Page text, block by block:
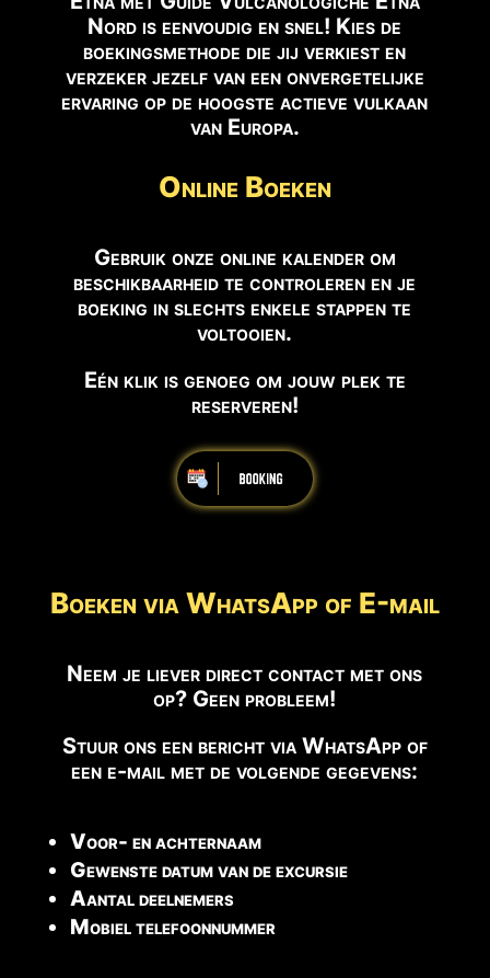
Nord is eenvoudig en snel! Kies de
boekingsmethode die jij verkiest en
verzeker jezelf van een onvergetelijke
ervaring op de hoogste actieve vulkaan
van Europa.
Online Boeken
Gebruik onze online kalender om
beschikbaarheid te controleren en je
boeking in slechts enkele stappen te
voltooien.
Eén klik is genoeg om jouw plek te
reserveren!
Boeken via WhatsApp of E-mail
Neem je liever direct contact met ons
op? Geen probleem!
Stuur ons een bericht via WhatsApp of
een e-mail met de volgende gegevens:
Voor- en achternaam
Gewenste datum van de excursie
Aantal deelnemers
Mobiel telefoonnummer